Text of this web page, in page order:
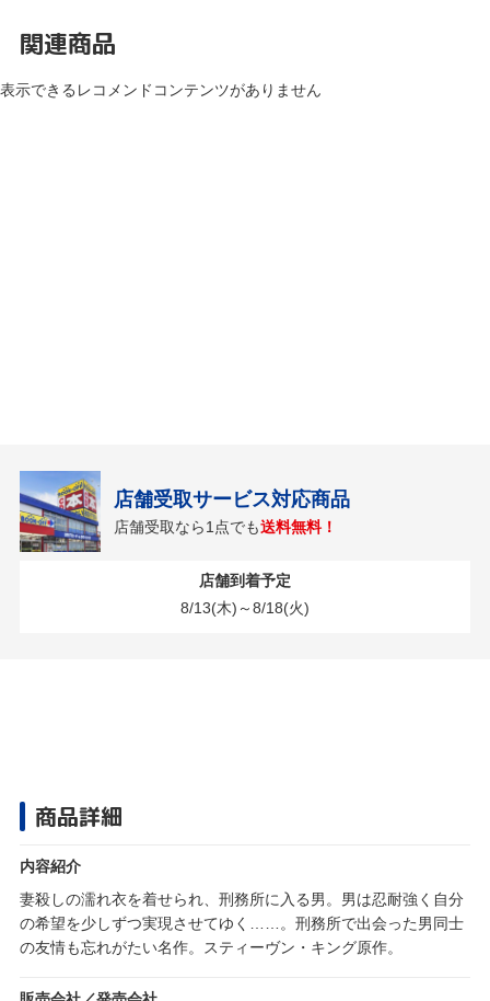
関連商品
表示できるレコメンドコンテンツがありません
店舗受取サービス対応商品
店舗受取なら1点でも送料無料！
店舗到着予定
8/13(木)～8/18(火)
商品詳細
内容紹介
妻殺しの濡れ衣を着せられ、刑務所に入る男。男は忍耐強く自分
の希望を少しずつ実現させてゆく……。刑務所で出会った男同士
の友情も忘れがたい名作。スティーヴン・キング原作。